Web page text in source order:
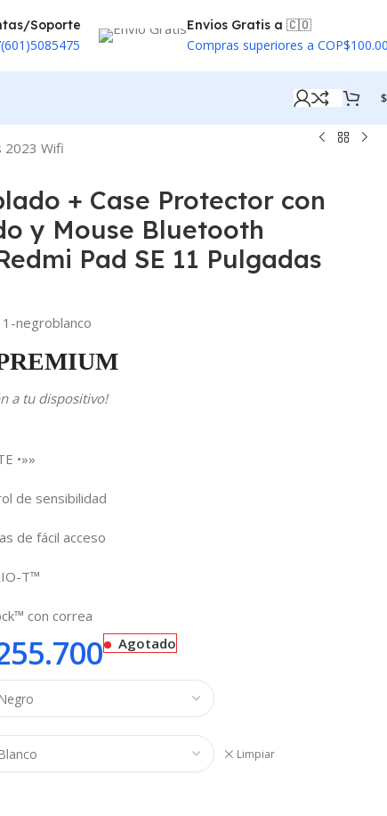
Soporte Envios Gratis a 🇨🇴
Compras superiores a
$
2023 Wifi
+ Case Protector con
y Mouse Bluetooth
Pad SE 11 Pulgadas
negroblanco
a tu dispositivo!
•»»
de sensibilidad
de fácil acceso
T™
con correa
Agotado
Limpiar